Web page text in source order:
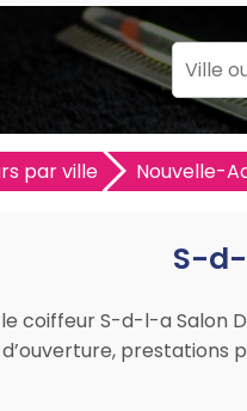
par ville Nouvelle-
S-
coiffeur S-d-l-a